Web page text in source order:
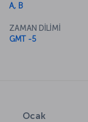
A, B
ZAMAN DİLİMİ
GMT -5
Ocak